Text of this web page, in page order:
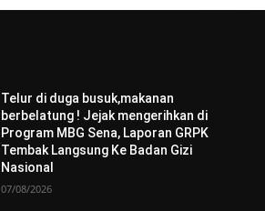
Telur di duga busuk,makanan
berbelatung ! Jejak mengerihkan di
Program MBG Sena, Laporan GRPK
Tembak Langsung Ke Badan Gizi
Nasional
07/08/2026